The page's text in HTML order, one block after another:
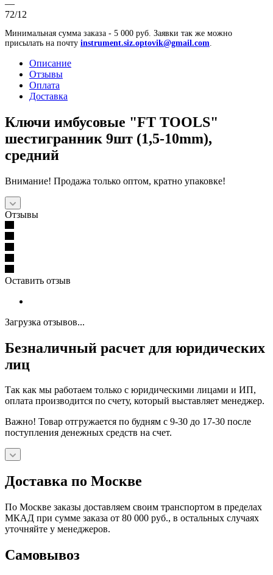
—
72/12
Минимальная сумма заказа - 5 000 руб. Заявки так же можно
присылать на почту instrument.siz.optovik@gmail.com
Описание
Отзывы
Оплата
Доставка
Ключи имбусовые "FT TOOLS"
шестигранник 9шт (1,5-10mm),
средний
Внимание! Продажа только оптом, кратно упаковке!
Отзывы
Оставить отзыв
Загрузка отзывов...
Безналичный расчет для юридических
лиц
Так как мы работаем только с юридическими лицами и ИП,
оплата производится по счету, который выставляет менеджер.
Важно! Товар отгружается по будням с 9-30 до 17-30 после
поступления денежных средств на счет.
Доставка по Москве
По Москве заказы доставляем своим транспортом в пределах
МКАД при сумме заказа от 80 000 руб., в остальных случаях
уточняйте у менеджеров.
Самовывоз